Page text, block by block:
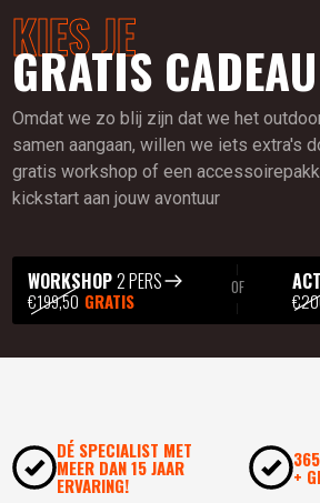
KIES JE
GRATIS CADEAU
Omdat we zo blij zijn dat we het
samen aangaan, willen we iets extra's
gratis workshop of een
kickstart aan jouw avontuur
WORKSHOP2 PERS
€199,50 GRATIS
OF
DÉ SPECIALIST MET
MEER DAN 15 JAAR
ERVARING!
365
+